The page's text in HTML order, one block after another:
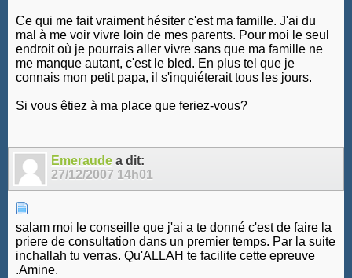
Ce qui me fait vraiment hésiter c'est ma famille. J'ai du
mal à me voir vivre loin de mes parents. Pour moi le seul
endroit où je pourrais aller vivre sans que ma famille ne
me manque autant, c'est le bled. En plus tel que je
connais mon petit papa, il s'inquiéterait tous les jours.
Si vous êtiez à ma place que feriez-vous?
Emeraude a dit:
27/12/2007 14h01
salam moi le conseille que j'ai a te donné c'est de faire la
priere de consultation dans un premier temps. Par la suite
inchallah tu verras. Qu'ALLAH te facilite cette epreuve
.Amine.